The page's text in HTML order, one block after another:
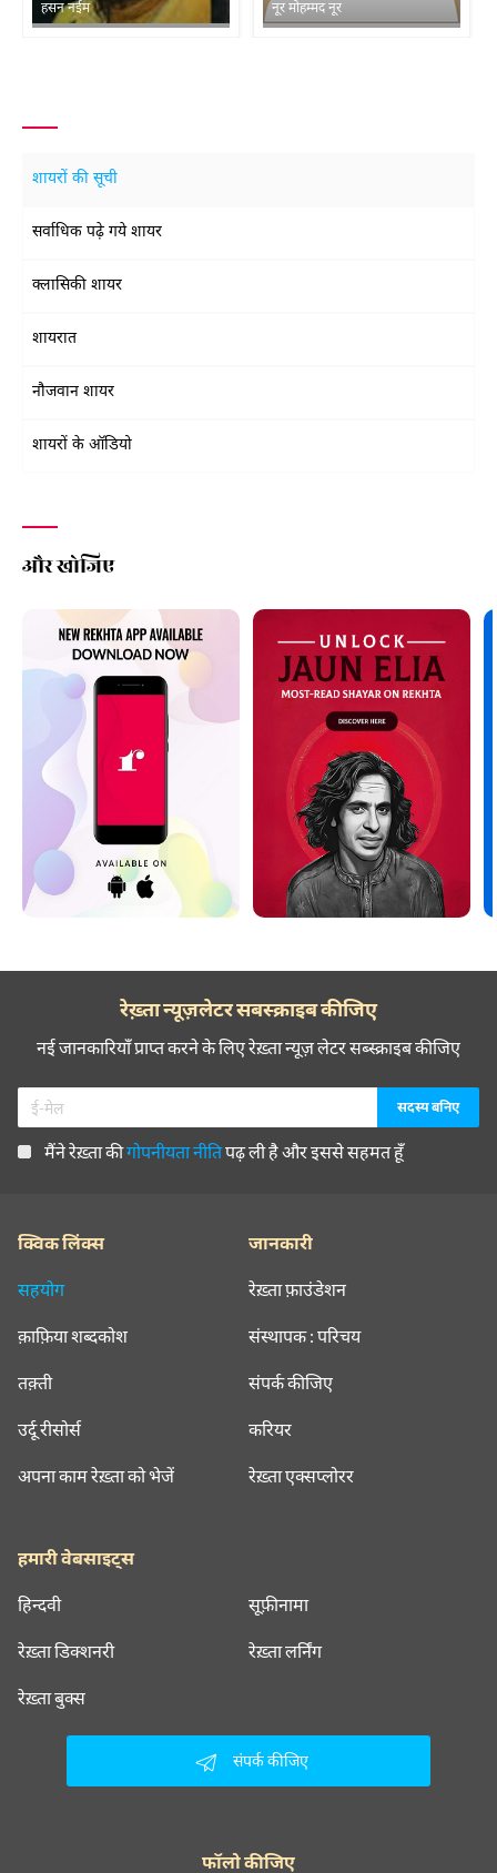
हसन नईम नूर मोहम्मद नूर
शायरों की सूची
सर्वाधिक पढ़े गये शायर
क्लासिकी शायर
शायरात
नौजवान शायर
शायरों के ऑडियो
और खोजिए
रेख़्ता न्यूज़लेटर सबस्क्राइब कीजिए
नई जानकारियाँ प्राप्त करने के लिए रेख़्ता न्यूज़ लेटर सब्स्क्राइब कीजिए
मैंने रेख़्ता कीगोपनीयता नीतिपढ़ ली है और इससे सहमत हूँ
क्विक लिंक्स
सहयोग
क़ाफ़िया शब्दकोश
तक़्ती
उर्दू रीसोर्स
अपना काम रेख़्ता को भेजें
जानकारी
रेख़्ता फ़ाउंडेशन
संस्थापक : परिचय
संपर्क कीजिए
करियर
रेख़्ता एक्सप्लोरर
हमारी वेबसाइट्स
हिन्दवी सूफ़ीनामा
रेख़्ता डिक्शनरी रेख़्ता लर्निंग
रेख़्ता बुक्स
संपर्क कीजिए
फॉलो कीजिए